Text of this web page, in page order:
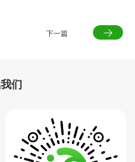
下一篇
们